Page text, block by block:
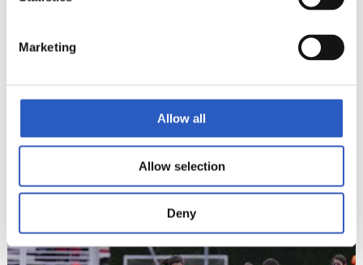
Marketing
Allow all
Allow selection
Deny
22